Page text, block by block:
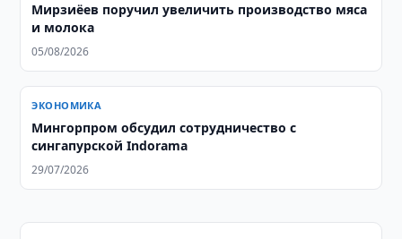
Мирзиёев поручил увеличить производство мяса
и молока
05/08/2026
ЭКОНОМИКА
Мингорпром обсудил сотрудничество с
сингапурской Indorama
29/07/2026